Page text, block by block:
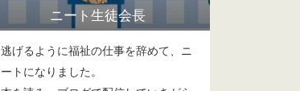
ニート生徒会長
逃げるように福祉の仕事を辞めて、ニ
ートになりました。